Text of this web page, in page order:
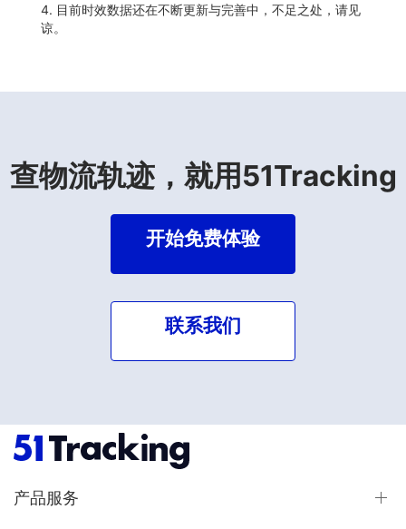
4. 目前时效数据还在不断更新与完善中，不足之处，请见
谅。
查物流轨迹，就用51Tracking
开始免费体验
联系我们
产品服务